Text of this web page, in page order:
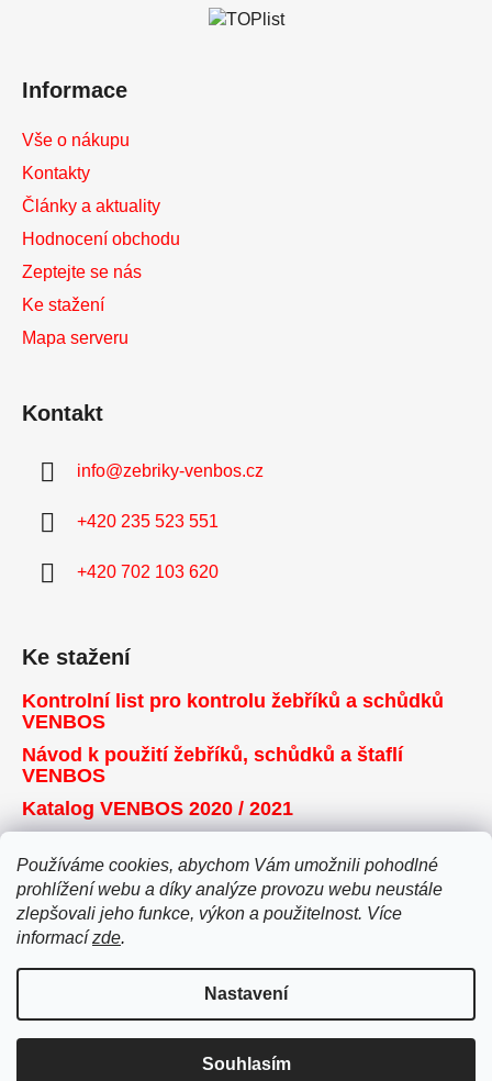
Používáme cookies, abychom Vám umožnili pohodlné
prohlížení webu a díky analýze provozu webu neustále
zlepšovali jeho funkce, výkon a použitelnost. Více
informací zde.
Nastavení
Souhlasím
Informace
Vše o nákupu
Kontakty
Články a aktuality
Hodnocení obchodu
Zeptejte se nás
Ke stažení
Mapa serveru
Kontakt
info@zebriky-venbos.cz
+420 235 523 551
+420 702 103 620
Ke stažení
Kontrolní list pro kontrolu žebříků a schůdků
VENBOS
Návod k použití žebříků, schůdků a štaflí
VENBOS
Katalog VENBOS 2020 / 2021
Přijímáme online platby
Žebříky VENBOS